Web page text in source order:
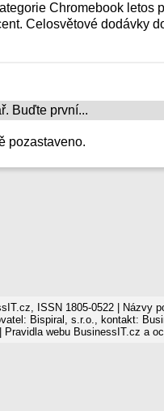
Chromebook letos
Celosvětové dodávky
Buďte první...
pozastaveno.
ISSN 1805-0522 | Názvy
Bispiral, s.r.o., kontakt:
Pravidla webu BusinessIT.cz a